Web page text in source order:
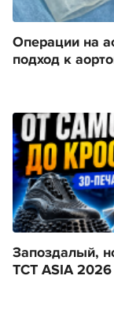
Операции на
подход к
Запоздалый,
TCT ASIA